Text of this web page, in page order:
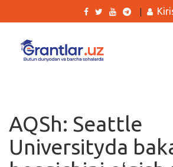
Ishlar
Kurslar
AQSh: Seattle
Universityda